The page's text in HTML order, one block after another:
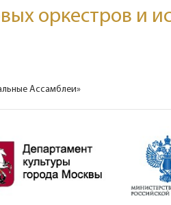
оркестров и
Ассамблеи»